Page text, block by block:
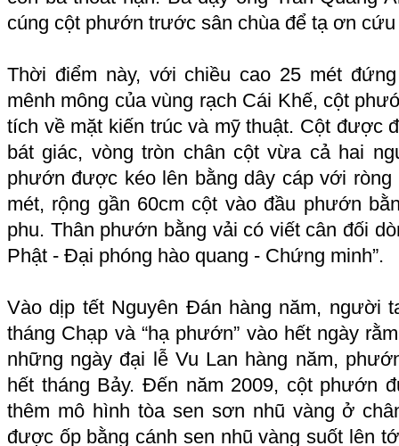
cúng cột phướn trước sân chùa để tạ ơn cứu
Thời điểm này, với chiều cao 25 mét
mênh mông của vùng rạch Cái Khế, cột
tích về mặt kiến trúc và mỹ thuật. Cột được
bát giác, vòng tròn chân cột vừa cả hai
phướn được kéo lên bằng dây cáp với
mét, rộng gần 60cm cột vào đầu phướn
phu. Thân phướn bằng vải có viết cân đối
Phật - Đại phóng hào quang - Chứng minh”.
Vào dịp tết Nguyên Đán hàng năm, người
tháng Chạp và “hạ phướn” vào hết ngày
những ngày đại lễ Vu Lan hàng năm,
hết tháng Bảy. Đến năm 2009, cột phướn
thêm mô hình tòa sen sơn nhũ vàng ở
được ốp bằng cánh sen nhũ vàng suốt lên